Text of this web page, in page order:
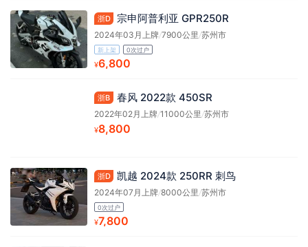
浙D 宗申阿普利亚 GPR250R
2024年03月上牌/7900公里/苏州市
新上架 0次过户
¥6,800
浙B 春风 2022款 450SR
2022年02月上牌/11000公里 /苏州市
¥8,800
浙D 凯越 2024款 250RR 刺鸟
2024年07月上牌/8000公里 /苏州市
0次过户
¥7,800